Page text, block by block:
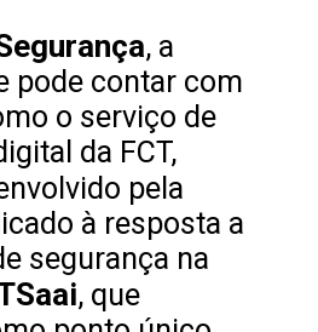
, a
pode contar com
o serviço de
da FCT,
pela
à resposta a
segurança na
, que